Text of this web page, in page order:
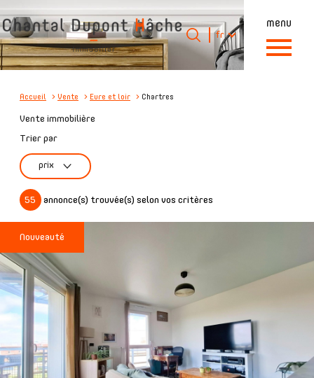
menu
Langue
fr
Accueil
0
Langue
fr
Accueil Vente Eure et loir Chartres
Vente immobilière
Trier par
prix
55 annonce(s) trouvée(s) selon vos critères
Nouveauté